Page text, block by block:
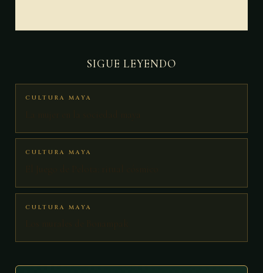
SIGUE LEYENDO
CULTURA MAYA
CULTURA MAYA
CULTURA MAYA